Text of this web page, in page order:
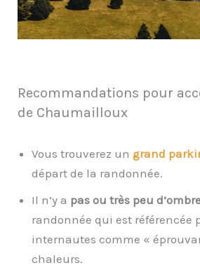
Recommandations pour
de Chaumailloux
Vous trouverez un grand
départ de la randonnée.
Il n’y a pas ou très peu
randonnée qui est référencée
internautes comme «
chaleurs.